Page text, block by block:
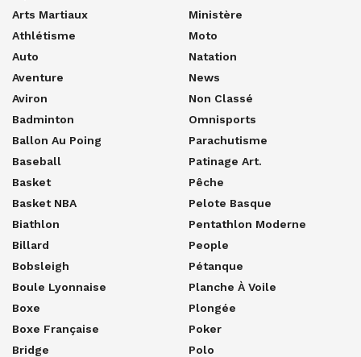
Arts Martiaux
Athlétisme
Auto
Aventure
Aviron
Badminton
Ballon Au Poing
Baseball
Basket
Basket NBA
Biathlon
Billard
Bobsleigh
Boule Lyonnaise
Boxe
Boxe Française
Bridge
Ministère
Moto
Natation
News
Non Classé
Omnisports
Parachutisme
Patinage Art.
Pêche
Pelote Basque
Pentathlon Moderne
People
Pétanque
Planche À Voile
Plongée
Poker
Polo